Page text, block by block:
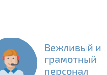
Вежливый и
грамотный
персонал